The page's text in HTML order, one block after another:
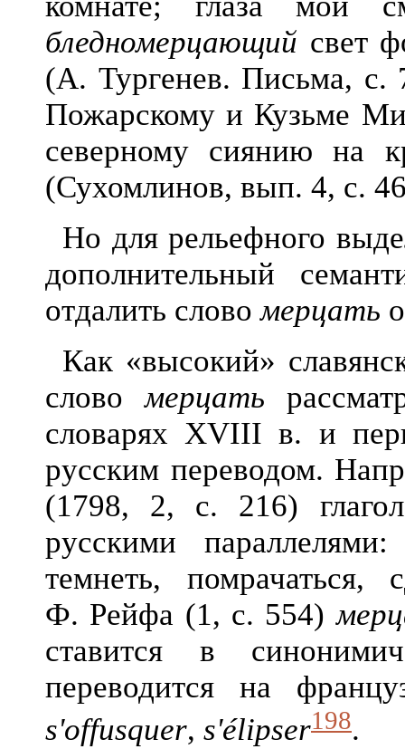
бледномерцающий свет
(А. Тургенев. Письма, с.
Пожарскому и Кузьме
северному сиянию на
(Сухомлинов, вып. 4, с.
Но для рельефного
дополнительный
отдалить словомерцать
Как «высокий»
словомерцать
словарях XVIII в. и
русским переводом.
(1798, 2, с. 216)
русскими
темнеть, помрачаться,
Ф. Рейфа (1, с. 554)
ставится в
переводится на
s'offusquer, s'élipser198.